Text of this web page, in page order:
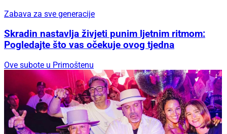
Zabava za sve generacije
Skradin nastavlja živjeti punim ljetnim ritmom:
Pogledajte što vas očekuje ovog tjedna
Ove subote u Primoštenu